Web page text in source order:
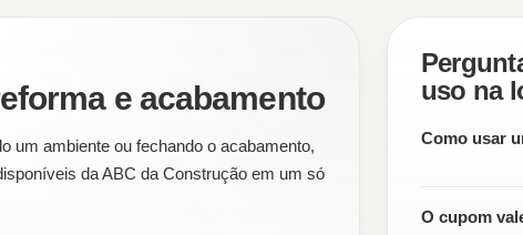
e acabamento
um ambiente ou fechando o acabamento,
da ABC da Construção em um só
uso na
Como usar
O cupom